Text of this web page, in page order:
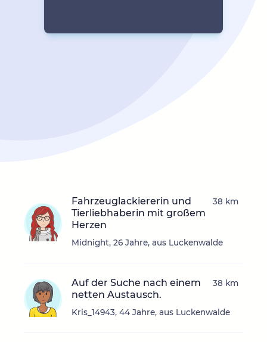
Fahrzeuglackiererin und
Tierliebhaberin mit großem
Herzen
Midnight, 26 Jahre, aus Luckenwalde
38 km
Auf der Suche nach einem
netten Austausch.
Kris_14943, 44 Jahre, aus Luckenwalde
38 km